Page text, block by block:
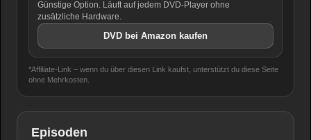
Günstige Option. Läuft auf jedem DVD-Player ohne
zusätzliche Hardware.
DVD bei Amazon kaufen
*Affiliate-Link – wenn du über diesen Link kaufst, unterstützt du diese Seite
ohne Mehrkosten.
Episoden